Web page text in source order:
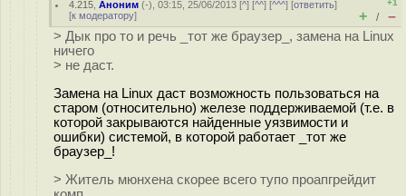
4.215 ,Аноним (-), 03:15, 25/06/2013 [^] [^^] [^^^] [ответить]
[к модератору]
+1
+ / –
> Дык про то и речь _тот же браузер_, замена на Linux
ничего
> не даст.
Замена на Linux даст возможность пользоваться на
старом (относительно) железе поддерживаемой (т.е. в
которой закрываются найденные уязвимости и
ошибки) системой, в которой работает _тот же
браузер_!
> Житель мюнхена скорее всего тупо проапгрейдит